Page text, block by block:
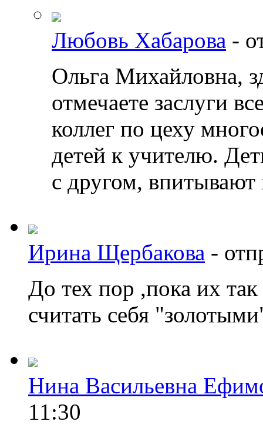
Любовь Хабарова -
Ольга Михайловна,
отмечаете заслуги
коллег по цеху
детей к учителю.
с другом,
Ирина Щербакова -
До тех пор ,пока их
считать себя
Нина Васильевна
11:30